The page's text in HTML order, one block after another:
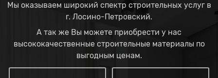
Мы оказываем широкий спектр строительных услуг в
г. Лосино-Петровский.
А так же Вы можете приобрести у нас
высококачественные строительные материалы по
выгодным ценам.